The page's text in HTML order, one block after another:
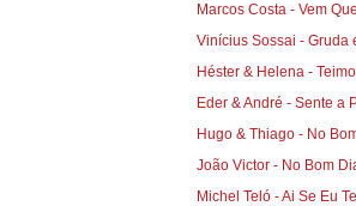
Marcos Costa - Vem
Vinícius Sossai - Gruda
Héster & Helena -
Eder & André - Sente a
Hugo & Thiago - No
João Victor - No Bom
Michel Teló - Ai Se Eu